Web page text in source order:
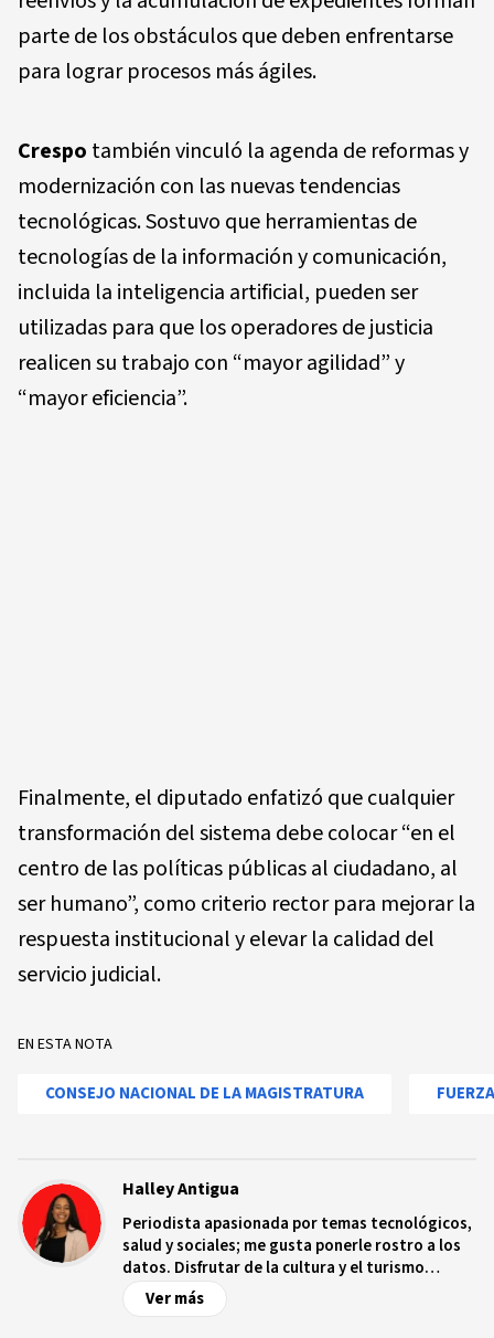
parte de los obstáculos que deben enfrentarse
para lograr procesos más ágiles.
Crespo también vinculó la agenda de reformas y
modernización con las nuevas tendencias
tecnológicas. Sostuvo que herramientas de
tecnologías de la información y comunicación,
incluida la inteligencia artificial, pueden ser
utilizadas para que los operadores de justicia
realicen su trabajo con “mayor agilidad” y
“mayor eficiencia”.
Finalmente, el diputado enfatizó que cualquier
transformación del sistema debe colocar “en el
centro de las políticas públicas al ciudadano, al
ser humano”, como criterio rector para mejorar la
respuesta institucional y elevar la calidad del
servicio judicial.
EN ESTA NOTA
CONSEJO NACIONAL DE LA MAGISTRATURA
Halley Antigua
Periodista apasionada por temas tecnológicos,
salud y sociales; me gusta ponerle rostro a los
datos. Disfrutar de la cultura y el turismo
ecológico.
Ver más